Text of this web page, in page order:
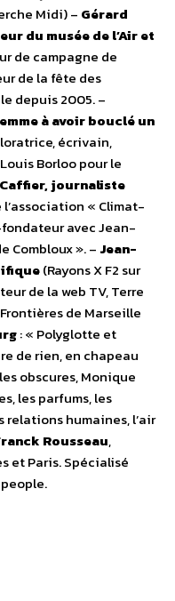
Midi) – Gérard
du musée de l’Air et
de campagne de
de la fête des
depuis 2005. –
à avoir bouclé un
écrivain,
Borloo pour le
journaliste
« Climat-
avec Jean-
Combloux ». – Jean-
(Rayons X F2 sur
de la web TV, Terre
de Marseille
: « Polyglotte et
de rien, en chapeau
obscures, Monique
les parfums, les
relations humaines, l’air
Rousseau,
et Paris. Spécialisé